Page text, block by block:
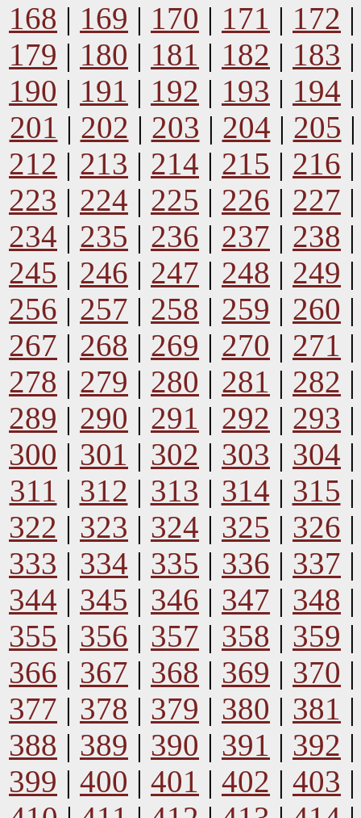
168 | 169 | 170 | 171 | 172
179 | 180 | 181 | 182 | 183
190 | 191 | 192 | 193 | 194
201 | 202 | 203 | 204 | 205
212 | 213 | 214 | 215 | 216
223 | 224 | 225 | 226 | 227
234 | 235 | 236 | 237 | 238
245 | 246 | 247 | 248 | 249
256 | 257 | 258 | 259 | 260
267 | 268 | 269 | 270 | 271
278 | 279 | 280 | 281 | 282
289 | 290 | 291 | 292 | 293
300 | 301 | 302 | 303 | 304
311 | 312 | 313 | 314 | 315
322 | 323 | 324 | 325 | 326
333 | 334 | 335 | 336 | 337
344 | 345 | 346 | 347 | 348
355 | 356 | 357 | 358 | 359
366 | 367 | 368 | 369 | 370
377 | 378 | 379 | 380 | 381
388 | 389 | 390 | 391 | 392
399 | 400 | 401 | 402 | 403